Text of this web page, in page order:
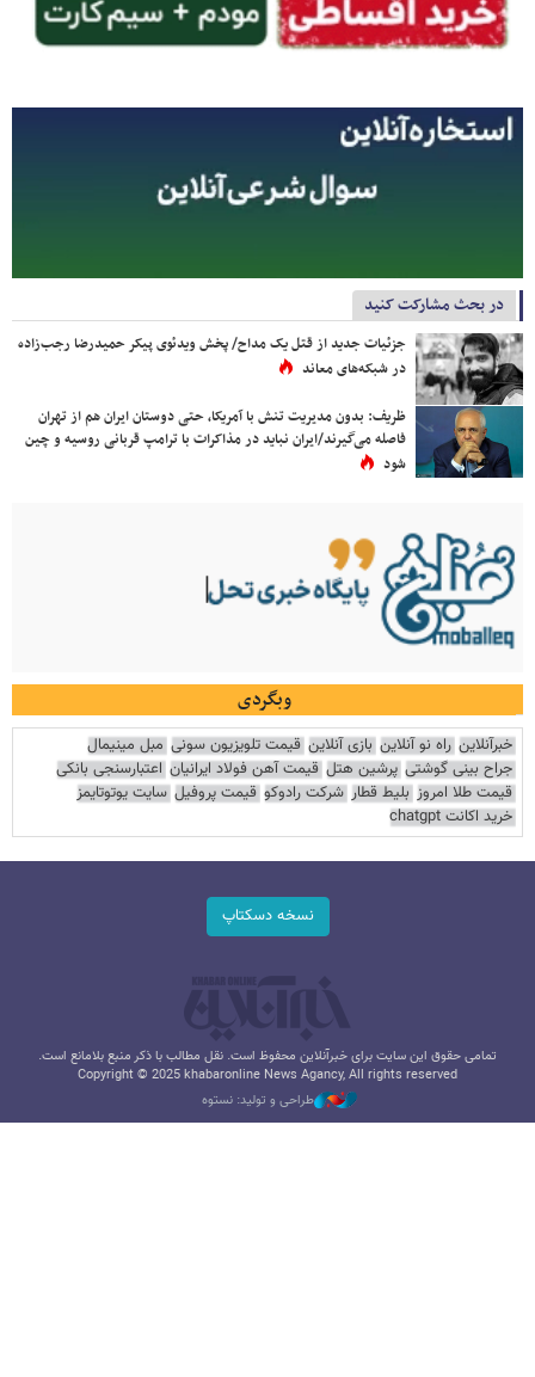
در بحث مشارکت کنید
جزئیات جدید از قتل یک مداح/ پخش ویدئوی پیکر حمیدرضا رجب‌زاده
در شبکه‌های معاند
ظریف: بدون مدیریت تنش با آمریکا، حتی دوستان ایران هم از تهران
فاصله می‌گیرند/ایران نباید در مذاکرات با ترامپ قربانی روسیه و چین
شود
وبگردی
خبرآنلاین راه نو آنلاین بازی آنلاین قیمت تلویزیون سونی مبل مینیمال
جراح بینی گوشتی پرشین هتل قیمت آهن فولاد ایرانیان اعتبارسنجی بانکی
قیمت طلا امروز بلیط قطار شرکت رادوکو قیمت پروفیل سایت یوتوتایمز
خرید اکانت chatgpt
نسخه دسکتاپ
تمامی حقوق این سایت برای خبرآنلاین محفوظ است. نقل مطالب با ذکر منبع بلامانع است.
Copyright © 2025 khabaronline News Agancy, All rights reserved
طراحی و تولید: نستوه